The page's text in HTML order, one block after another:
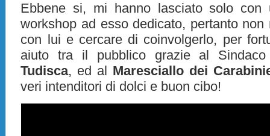
Ebbene si, mi hanno lasciato solo con
workshop ad esso dedicato, pertanto
con lui e cercare di coinvolgerlo, per
aiuto tra il pubblico grazie al
Tudisca, ed al Maresciallo dei
veri intenditori di dolci e buon cibo!